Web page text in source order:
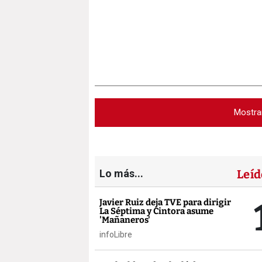
Lo más...
Javier Ruiz deja TVE para dirigir
La Séptima y Cintora asume
'Mañaneros'
infoLibre